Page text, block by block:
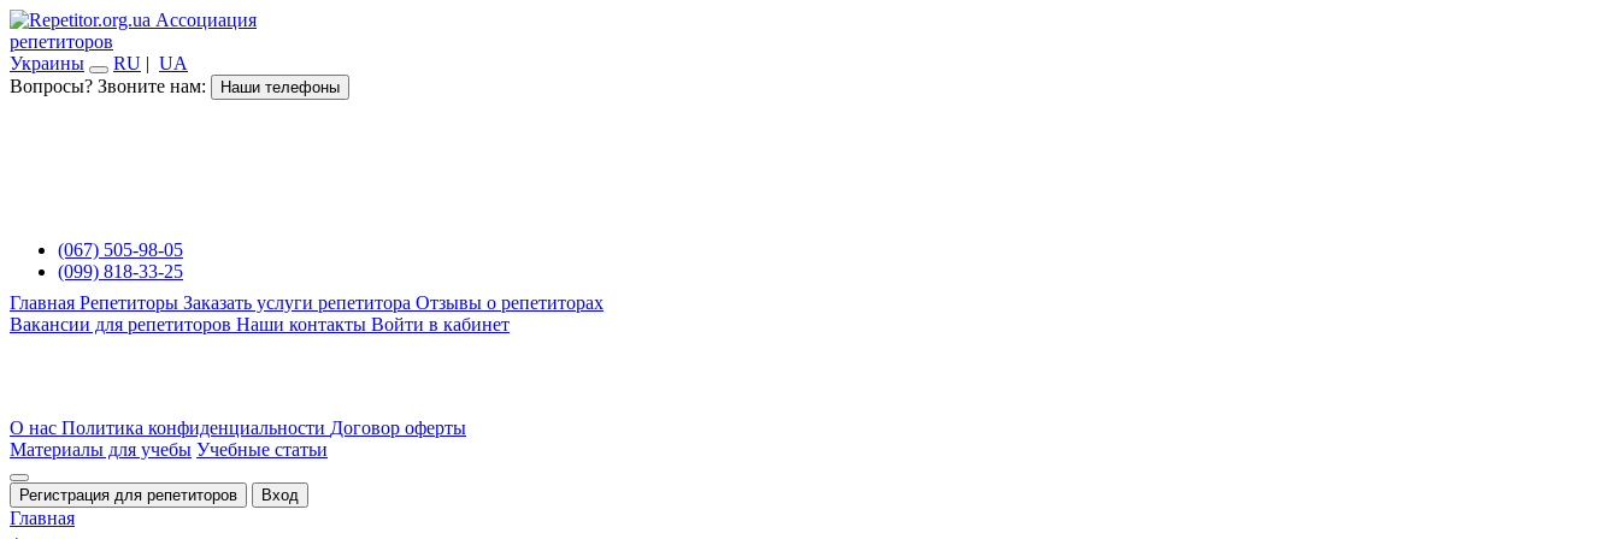
Ассоциация
репетиторов
Украины
RU | UA
Вопросы? Звоните нам:
Наши телефоны
(067) 505-98-05
(099) 818-33-25
Главная Репетиторы Заказать услуги репетитора Отзывы о репетиторах
Вакансии для репетиторов Наши контакты Войти в кабинет
О нас Политика конфиденциальности Договор оферты
Материалы для учебы Учебные статьи
Регистрация для репетиторов Вход
Главная